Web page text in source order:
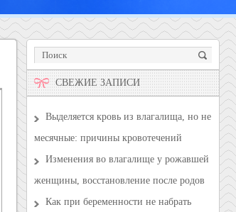
СВЕЖИЕ ЗАПИСИ
Выделяется кровь из влагалища, но не
месячные: причины кровотечений
Изменения во влагалище у рожавшей
женщины, восстановление после родов
Как при беременности не набрать